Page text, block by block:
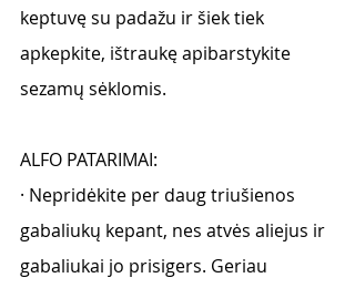
keptuvę su padažu ir šiek tiek
apkepkite, ištraukę apibarstykite
sezamų sėklomis.
ALFO PATARIMAI:
· Nepridėkite per daug triušienos
gabaliukų kepant, nes atvės aliejus ir
gabaliukai jo prisigers. Geriau